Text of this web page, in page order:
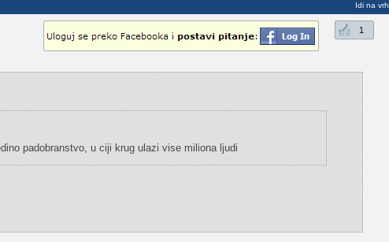
Idi na vrh
1
padobranstvo, u ciji krug ulazi vise miliona ljudi